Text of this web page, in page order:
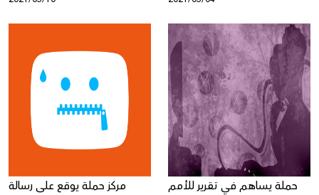
جائحة فيروس كورونا
مركز حملة يوقع على رسالة
حملة يساهم في تقرير للأمم